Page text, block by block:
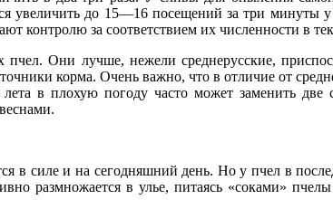
до 15—16 посещений за три минуты
контролю за соответствием их численности в
пчел. Они лучше, нежели среднерусские,
корма. Очень важно, что в отличие от
в плохую погоду часто может заменить
в силе и на сегодняшний день. Но у пчел в
размножается в улье, питаясь «соками»